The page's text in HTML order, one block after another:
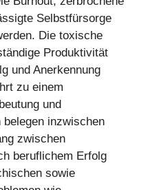
Selbstfürsorge
Die toxische
Produktivität
und Anerkennung
zu einem
und
belegen inzwischen
zwischen
beruflichem Erfolg
sowie